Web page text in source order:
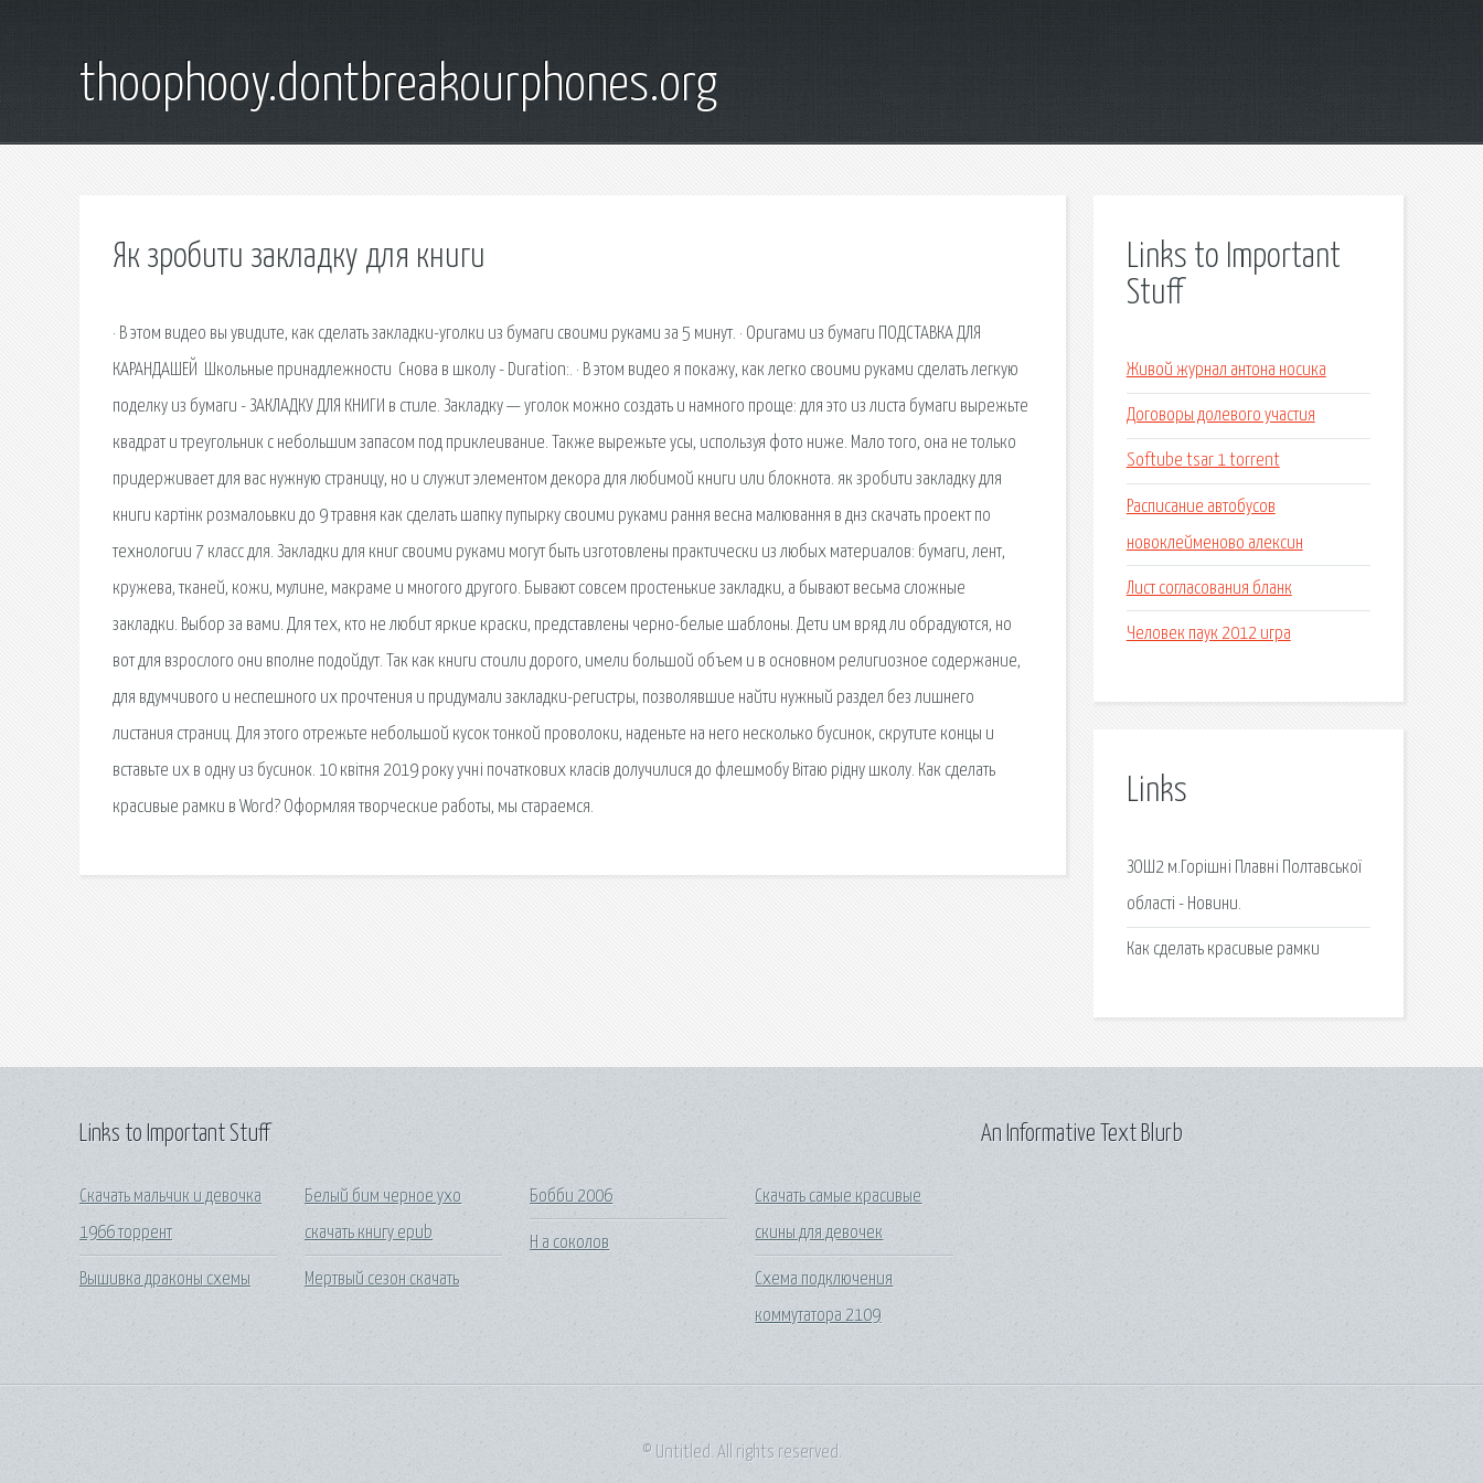
thoophooy.dontbreakourphones.org
Як зробити закладку для книги
· В этом видео вы увидите, как сделать закладки-уголки из бумаги своими руками за 5 минут. · Оригами из бумаги ПОДСТАВКА ДЛЯ
КАРАНДАШЕЙ ️ Школьные принадлежности ️ Снова в школу - Duration:. · В этом видео я покажу, как легко своими руками сделать легкую
поделку из бумаги - ЗАКЛАДКУ ДЛЯ КНИГИ в стиле. Закладку — уголок можно создать и намного проще: для это из листа бумаги вырежьте
квадрат и треугольник с небольшим запасом под приклеивание. Также вырежьте усы, используя фото ниже. Мало того, она не только
придерживает для вас нужную страницу, но и служит элементом декора для любимой книги или блокнота. як зробити закладку для
книги картінк розмалоьвки до 9 травня как сделать шапку пупырку своими руками рання весна малювання в днз скачать проект по
технологии 7 класс для. Закладки для книг своими руками могут быть изготовлены практически из любых материалов: бумаги, лент,
кружева, тканей, кожи, мулине, макраме и многого другого. Бывают совсем простенькие закладки, а бывают весьма сложные
закладки. Выбор за вами. Для тех, кто не любит яркие краски, представлены черно-белые шаблоны. Дети им вряд ли обрадуются, но
вот для взрослого они вполне подойдут. Так как книги стоили дорого, имели большой объем и в основном религиозное содержание,
для вдумчивого и неспешного их прочтения и придумали закладки-регистры, позволявшие найти нужный раздел без лишнего
листания страниц. Для этого отрежьте небольшой кусок тонкой проволоки, наденьте на него несколько бусинок, скрутите концы и
вставьте их в одну из бусинок. 10 квітня 2019 року учні початкових класів долучилися до флешмобу Вітаю рідну школу. Как сделать
красивые рамки в Word? Оформляя творческие работы, мы стараемся.
Links to Important
Stuff
Живой журнал антона носика
Договоры долевого участия
Softube tsar 1 torrent
Расписание автобусов
новоклейменово алексин
Лист согласования бланк
Человек паук 2012 игра
Links
ЗОШ2 м.Горішні Плавні Полтавської
області - Новини.
Как сделать красивые рамки
Links to Important Stuff
Скачать мальчик и девочка
1966 торрент
Вышивка драконы схемы
Белый бим черное ухо
скачать книгу epub
Мертвый сезон скачать
Бобби 2006
Н а соколов
Скачать самые красивые
скины для девочек
Схема подключения
коммутатора 2109
An Informative Text Blurb
© Untitled. All rights reserved.